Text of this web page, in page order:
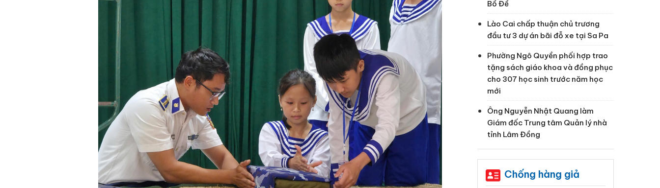
Bồ Đề
Lào Cai chấp thuận chủ trương
đầu tư 3 dự án bãi đỗ xe tại Sa Pa
Phường Ngô Quyền phối hợp trao
tặng sách giáo khoa và đồng phục
cho 307 học sinh trước năm học
mới
Ông Nguyễn Nhật Quang làm
Giám đốc Trung tâm Quản lý nhà
tỉnh Lâm Đồng
Chống hàng giả